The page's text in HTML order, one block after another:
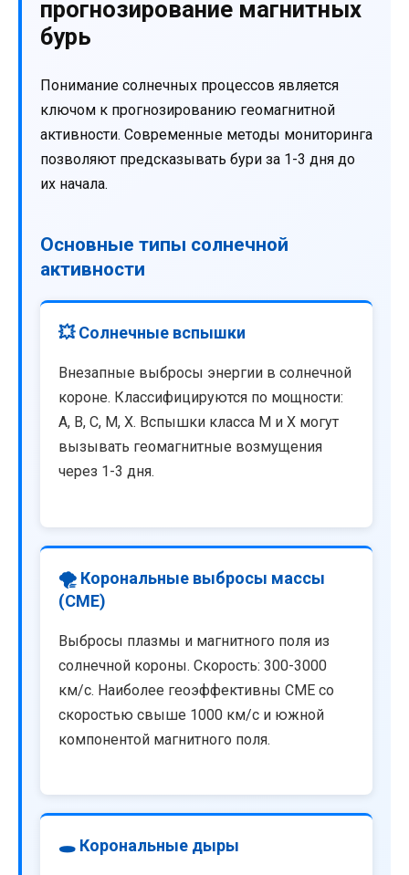
прогнозирование магнитных
бурь
Понимание солнечных процессов является
ключом к прогнозированию геомагнитной
активности. Современные методы мониторинга
позволяют предсказывать бури за 1-3 дня до
их начала.
Основные типы солнечной
активности
💥 Солнечные вспышки
Внезапные выбросы энергии в солнечной
короне. Классифицируются по мощности:
A, B, C, M, X. Вспышки класса M и X могут
вызывать геомагнитные возмущения
через 1-3 дня.
🌪️ Корональные выбросы массы
(CME)
Выбросы плазмы и магнитного поля из
солнечной короны. Скорость: 300-3000
км/с. Наиболее геоэффективны CME со
скоростью свыше 1000 км/с и южной
компонентой магнитного поля.
🕳️ Корональные дыры